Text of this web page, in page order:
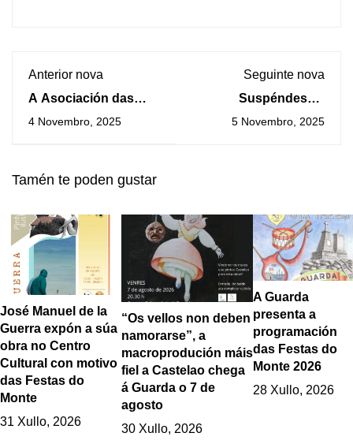
Anterior nova
A Asociación das
Alfombras organiza
4 Novembro, 2025
Seguinte nova
Suspéndese a
actividade deportiva
5 Novembro, 2025
Tamén te poden gustar
José Manuel de la
Guerra expón a súa
obra no Centro
Cultural con motivo
das Festas do
Monte
31 Xullo, 2026
“Os vellos non deben
namorarse”, a
macroprodución máis
fiel a Castelao chega
á Guarda o 7 de
agosto
30 Xullo, 2026
A Guarda
presenta a
programación
das Festas do
Monte 2026
28 Xullo, 2026